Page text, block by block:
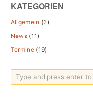
KATEGORIEN
Allgemein (3)
News (11)
Termine (19)